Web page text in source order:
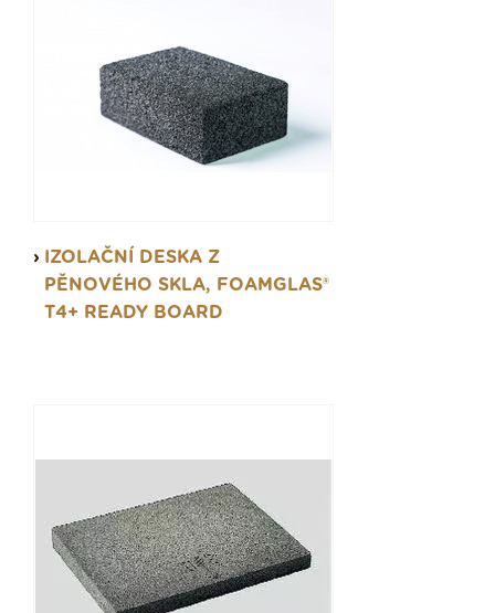
IZOLAČNÍ DESKA Z
PĚNOVÉHO SKLA, FOAMGLAS®
T4+ READY BOARD